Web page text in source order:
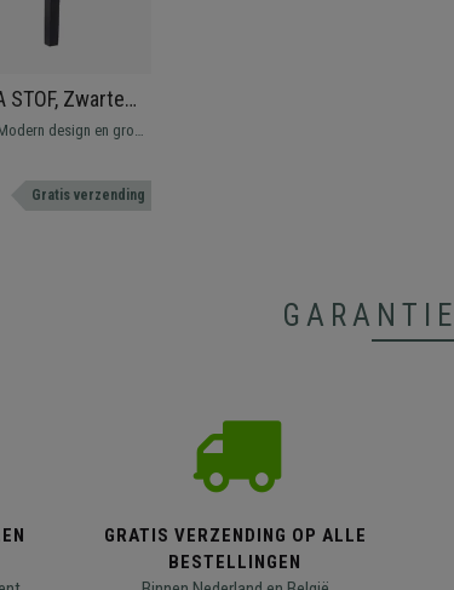
Zwarte
design en groot
met stoffen
Gratis verzending
GARANTIE
GRATIS VERZENDING OP ALLE
BESTELLINGEN